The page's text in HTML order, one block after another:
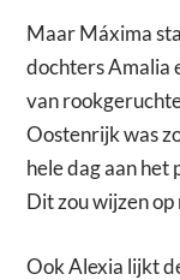
Maar Máxima
dochters Amalia
van
Oostenrijk was
hele dag aan het
Dit zou wijzen
Ook Alexia lijkt